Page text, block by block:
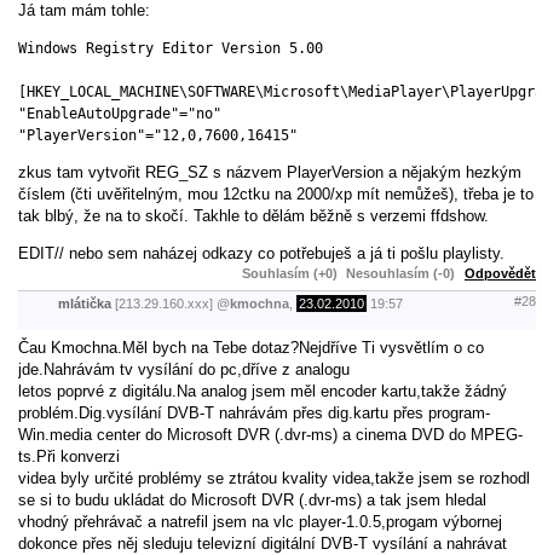
Já tam mám tohle:
Windows Registry Editor Version 5.00
"EnableAutoUpgrade"="no"
"PlayerVersion"="12,0,7600,16415"
zkus tam vytvořit REG_SZ s názvem PlayerVersion a nějakým hezkým
číslem (čti uvěřitelným, mou 12ctku na 2000/xp mít nemůžeš), třeba je to
tak blbý, že na to skočí. Takhle to dělám běžně s verzemi ffdshow.
EDIT// nebo sem naházej odkazy co potřebuješ a já ti pošlu playlisty.
Souhlasím (+0) Nesouhlasím (-0) Odpovědět
mlátička [213.29.160.xxx] @kmochna 23.02.2010 19:57 #28
Čau Kmochna.Měl bych na Tebe dotaz?Nejdříve Ti vysvětlím o co
jde.Nahrávám tv vysílání do pc,dříve z analogu
letos poprvé z digitálu.Na analog jsem měl encoder kartu,takže žádný
problém.Dig.vysílání DVB-T nahrávám přes dig.kartu přes program-
Win.media center do Microsoft DVR (.dvr-ms) a cinema DVD do MPEG-
ts.Při konverzi
videa byly určité problémy se ztrátou kvality videa,takže jsem se rozhodl
se si to budu ukládat do Microsoft DVR (.dvr-ms) a tak jsem hledal
vhodný přehrávač a natrefil jsem na vlc player-1.0.5,progam výbornej
dokonce přes něj sleduju televizní digitální DVB-T vysílání a nahrávat